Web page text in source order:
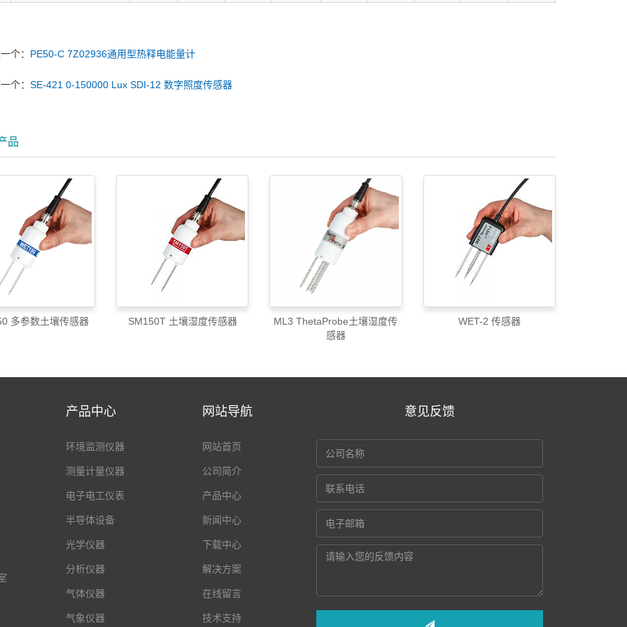
个： PE50-C 7Z02936通用型热释电能量计
个： SE-421 0-150000 Lux SDI-12 数字照度传感器
品
多参数土壤传感器 SM150T 土壤湿度传感器
ML3 ThetaProbe土壤湿度传
感器
WET-2 传感器
产品中心
环境监测仪器
测量计量仪器
电子电工仪表
半导体设备
光学仪器
分析仪器
气体仪器
气象仪器
网站导航
网站首页
公司简介
产品中心
新闻中心
下载中心
解决方案
在线留言
技术支持
意见反馈